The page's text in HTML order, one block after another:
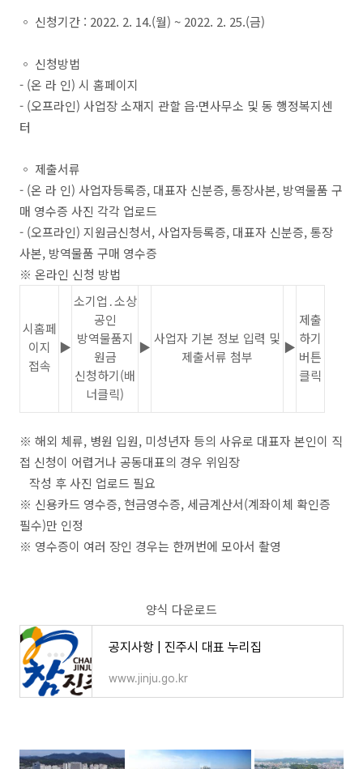
◦ 신청기간 : 2022. 2. 14.(월) ~ 2022. 2. 25.(금)
◦ 신청방법
- (온 라 인) 시 홈페이지
- (오프라인) 사업장 소재지 관할 읍·면사무소 및 동 행정복지센
터
◦ 제출서류
- (온 라 인) 사업자등록증, 대표자 신분증,통장사본, 방역물품 구
매 영수증 사진 각각 업로드
- (오프라인) 지원금신청서, 사업자등록증, 대표자 신분증,통장
사본, 방역물품 구매 영수증
※ 온라인 신청 방법
시홈페
이지
접속
▶
소기업 ․소상
공인
방역물품지
원금
신청하기(배
너클릭)
▶
사업자 기본 정보 입력 및
제출서류 첨부
▶
제출
하기
버튼
클릭
※ 해외 체류, 병원 입원, 미성년자 등의 사유로 대표자 본인이 직
접 신청이 어렵거나 공동대표의 경우 위임장
작성 후 사진 업로드 필요
※ 신용카드 영수증,현금영수증, 세금계산서(계좌이체 확인증
필수)만 인정
※ 영수증이 여러 장인 경우는 한꺼번에 모아서 촬영
양식 다운로드
공지사항 | 진주시 대표 누리집
www.jinju.go.kr